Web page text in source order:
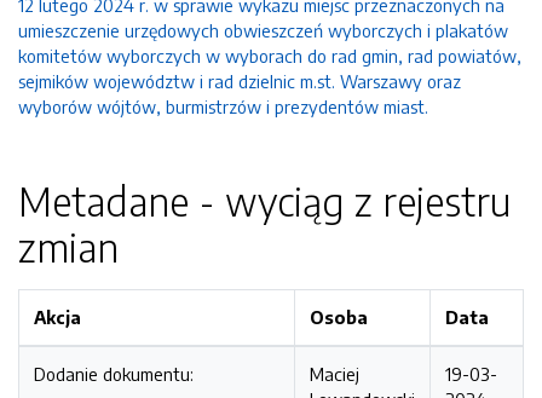
12 lutego 2024 r. w sprawie wykazu miejsc przeznaczonych na
umieszczenie urzędowych obwieszczeń wyborczych i plakatów
komitetów wyborczych w wyborach do rad gmin, rad powiatów,
sejmików województw i rad dzielnic m.st. Warszawy oraz
wyborów wójtów, burmistrzów i prezydentów miast.
Metadane - wyciąg z rejestru
zmian
Akcja Osoba Data
Dodanie dokumentu:
Maciej
19-03-